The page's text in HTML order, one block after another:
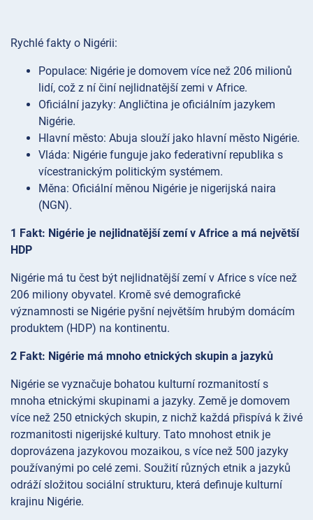
Rychlé fakty o Nigérii:
Populace: Nigérie je domovem více než 206 milionů
lidí, což z ní činí nejlidnatější zemi v Africe.
Oficiální jazyky: Angličtina je oficiálním jazykem
Nigérie.
Hlavní město: Abuja slouží jako hlavní město Nigérie.
Vláda: Nigérie funguje jako federativní republika s
vícestranickým politickým systémem.
Měna: Oficiální měnou Nigérie je nigerijská naira
(NGN).
1 Fakt: Nigérie je nejlidnatější zemí v Africe a má největší
HDP
Nigérie má tu čest být nejlidnatější zemí v Africe s více než
206 miliony obyvatel. Kromě své demografické
významnosti se Nigérie pyšní největším hrubým domácím
produktem (HDP) na kontinentu.
2 Fakt: Nigérie má mnoho etnických skupin a jazyků
Nigérie se vyznačuje bohatou kulturní rozmanitostí s
mnoha etnickými skupinami a jazyky. Země je domovem
více než 250 etnických skupin, z nichž každá přispívá k živé
rozmanitosti nigerijské kultury. Tato mnohost etnik je
doprovázena jazykovou mozaikou, s více než 500 jazyky
používanými po celé zemi. Soužití různých etnik a jazyků
odráží složitou sociální strukturu, která definuje kulturní
krajinu Nigérie.